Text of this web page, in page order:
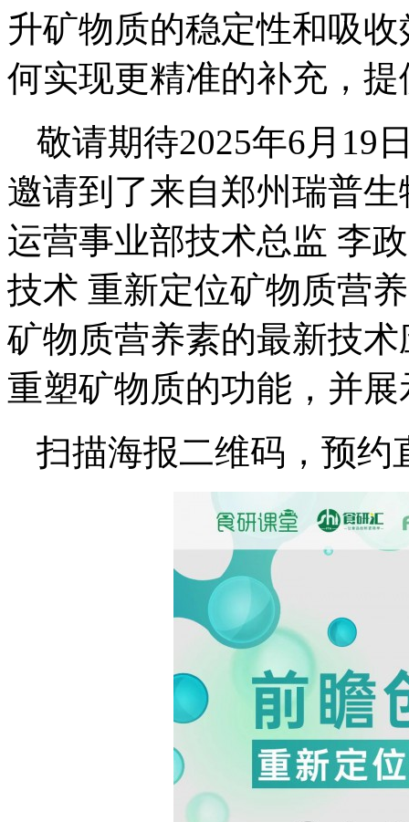
升矿物质的稳定性和吸
何实现更精准的补充，
敬请期待2025年6月19
邀请到了来自郑州瑞普
运营事业部技术总监 李
技术 重新定位矿物质营
矿物质营养素的最新技
重塑矿物质的功能，并
扫描海报二维码，预